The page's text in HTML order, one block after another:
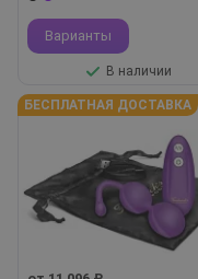
Варианты
В наличии
БЕСПЛАТНАЯ ДОСТАВКА